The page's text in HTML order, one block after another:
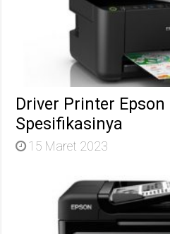
Driver Printer Epson
Spesifikasinya
15 Maret 2023